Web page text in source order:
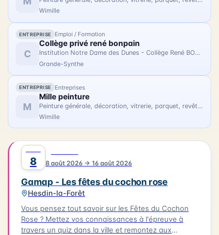
Wimille
ENTREPRISE Emploi / Formation
C
Collège privé rené bonpain
Institution Notre Dame des Dunes - Collège René BONPAIN
Grande-Synthe
ENTREPRISE Entreprises
M
Mille peinture
Peinture générale, décoration, vitrerie, parquet, revêtement de sols et muraux
Wimille
8 8 août 2026 → 16 août 2026
Gamap - Les fêtes du cochon rose
Hesdin-la-Forêt
Vous pensez tout savoir sur les Fêtes du Cochon
Rose ? Mettez vos connaissances à l'épreuve à
travers un quiz dans la ville et remontez aux